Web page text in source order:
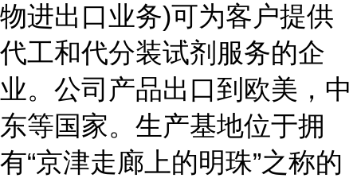
物进出口业务)可为客户提供
代工和代分装试剂服务的企
业。公司产品出口到欧美，中
东等国家。生产基地位于拥
有“京津走廊上的明珠”之称的